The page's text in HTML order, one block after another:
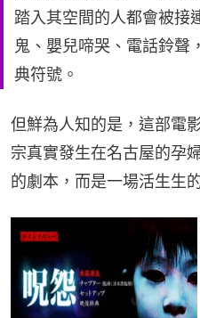
踏入其空間的人都會被接
鬼、嬰兒啼哭、電話鈴聲
典符號。
但鮮為人知的是，這部電
宗真實發生在名古屋的孕
的劇本，而是一場活生生